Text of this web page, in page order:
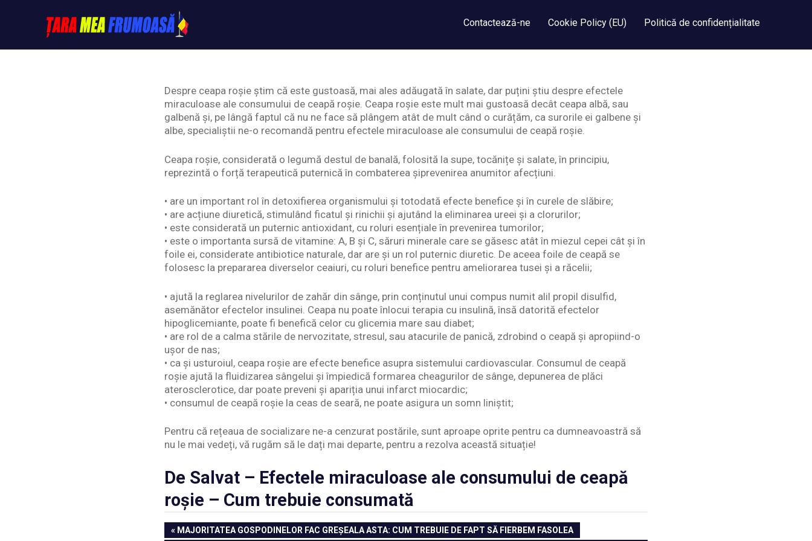
Tarameafrumoasa
Contactează-ne Cookie Policy (EU) Politică de confidențialitate
Despre ceapa roșie știm că este gustoasă, mai ales adăugată în salate, dar puțini știu despre efectele
miraculoase ale consumului de ceapă roșie. Ceapa roșie este mult mai gustoasă decât ceapa albă, sau
galbenă și, pe lângă faptul că nu ne face să plângem atât de mult când o curățăm, ca surorile ei galbene și
albe, specialiștii ne-o recomandă pentru efectele miraculoase ale consumului de ceapă roșie.
Ceapa roșie, considerată o legumă destul de banală, folosită la supe, tocănițe și salate, în principiu,
reprezintă o forță terapeutică puternică în combaterea șiprevenirea anumitor afecțiuni.
• are un important rol în detoxifierea organismului și totodată efecte benefice și în curele de slăbire;
• are acțiune diuretică, stimulând ficatul și rinichii și ajutând la eliminarea ureei și a clorurilor;
• este considerată un puternic antioxidant, cu roluri esențiale în prevenirea tumorilor;
• este o importanta sursă de vitamine: A, B şi C, săruri minerale care se găsesc atât în miezul cepei cât și în
foile ei, considerate antibiotice naturale, dar are și un rol puternic diuretic. De aceea foile de ceapă se
folosesc la prepararea diverselor ceaiuri, cu roluri benefice pentru ameliorarea tusei și a răcelii;
• ajută la reglarea nivelurilor de zahăr din sânge, prin conținutul unui compus numit alil propil disulfid,
asemănător efectelor insulinei. Ceapa nu poate înlocui terapia cu insulină, însă datorită efectelor
hipoglicemiante, poate fi benefică celor cu glicemia mare sau diabet;
• are rol de a calma stările de nervozitate, stresul, sau atacurile de panică, zdrobind o ceapă și apropiind-o
ușor de nas;
• ca și usturoiul, ceapa roșie are efecte benefice asupra sistemului cardiovascular. Consumul de ceapă
roșie ajută la fluidizarea sângelui și împiedică formarea cheagurilor de sânge, depunerea de plăci
aterosclerotice, dar poate preveni și apariția unui infarct miocardic;
• consumul de ceapă roșie la ceas de seară, ne poate asigura un somn liniștit;
Pentru că rețeaua de socializare ne-a cenzurat postările, sunt aproape oprite pentru ca dumneavoastră să
nu le mai vedeți, vă rugăm să le dați mai departe, pentru a rezolva această situație!
De Salvat – Efectele miraculoase ale consumului de ceapă
roșie – Cum trebuie consumată
Navigare
PREVIOUS
MAJORITATEA GOSPODINELOR FAC GREȘEALA ASTA: CUM TREBUIE DE FAPT SĂ FIERBEM FASOLEA